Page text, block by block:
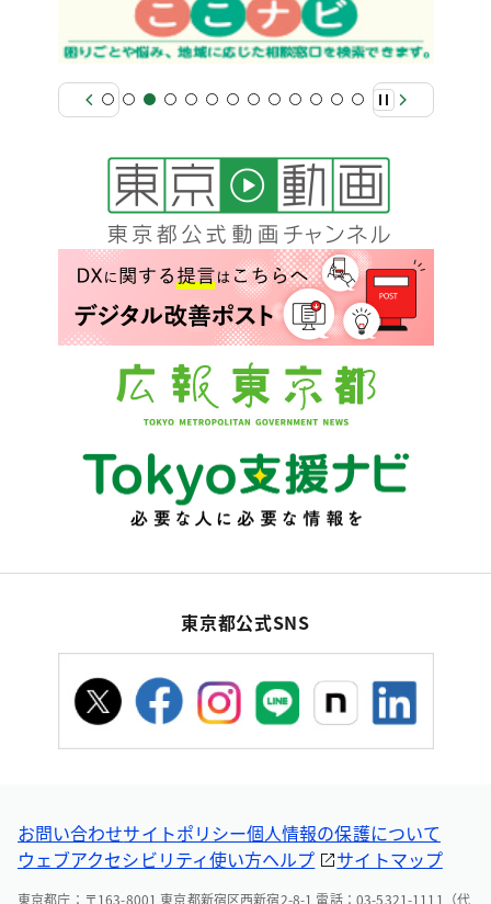
東京都公式SNS
お問い合わせサイトポリシー個人情報の保護について
ウェブアクセシビリティ使い方ヘルプ サイトマップ
東京都庁：〒163-8001 東京都新宿区西新宿2-8-1 電話：03-5321-1111（代